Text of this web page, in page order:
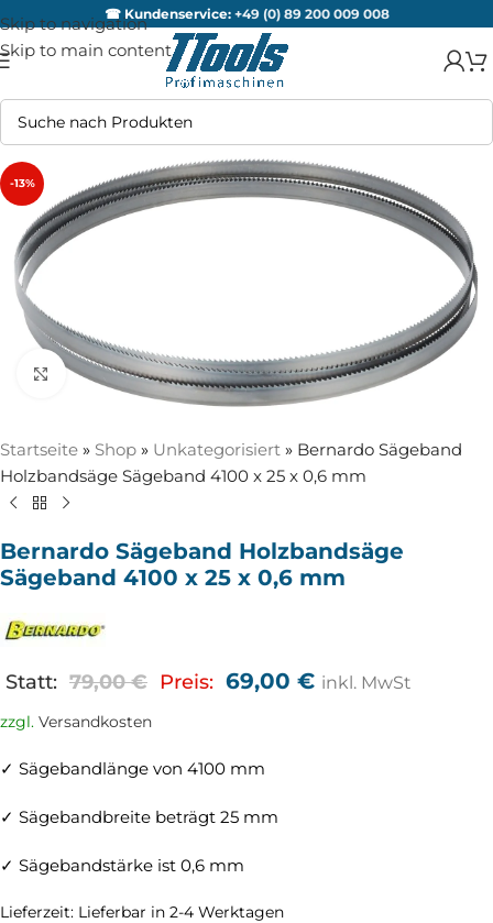
Skip to navigation
Skip to main content
☎ Kundenservice: +49 (0) 89 200 009 008
-13%
Zum Vergrößern anklicken
Startseite » Shop » Unkategorisiert » Bernardo Sägeband
Holzbandsäge Sägeband 4100 x 25 x 0,6 mm
Bernardo Sägeband Holzbandsäge
Sägeband 4100 x 25 x 0,6 mm
Statt: 79,00€ Preis: 69,00 € inkl. MwSt
zzgl. Versandkosten
✓ Sägebandlänge von 4100 mm
✓ Sägebandbreite beträgt 25 mm
✓ Sägebandstärke ist 0,6 mm
Lieferzeit: Lieferbar in 2-4 Werktagen